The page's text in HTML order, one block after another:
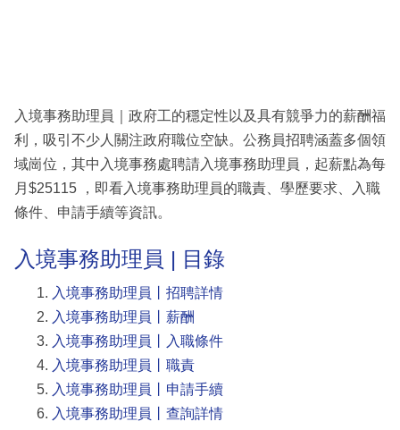
入境事務助理員｜政府工的穩定性以及具有競爭力的薪酬福
利，吸引不少人關注政府職位空缺。公務員招聘涵蓋多個領
域崗位，其中入境事務處聘請入境事務助理員，起薪點為每
月$25115 ，即看入境事務助理員的職責、學歷要求、入職
條件、申請手續等資訊。
入境事務助理員 | 目錄
入境事務助理員丨招聘詳情
入境事務助理員丨薪酬
入境事務助理員丨入職條件
入境事務助理員丨職責
入境事務助理員丨申請手續
入境事務助理員丨查詢詳情